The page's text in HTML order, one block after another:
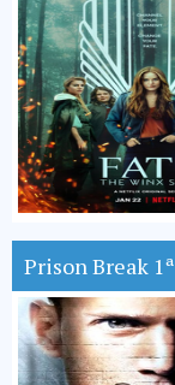
Prison Break